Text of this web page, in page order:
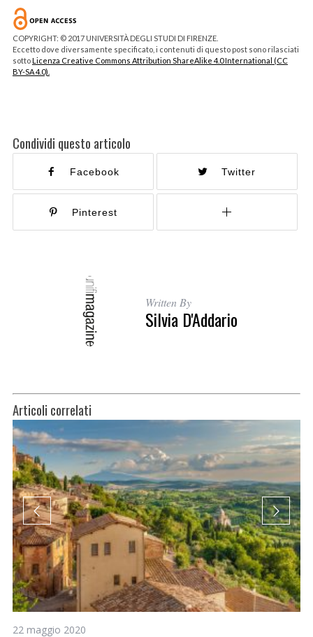
COPYRIGHT: © 2017 UNIVERSITÀ DEGLI STUDI DI FIRENZE.
Eccetto dove diversamente specificato, i contenuti di questo post sono rilasciati
sottoLicenza Creative Commons Attribution ShareAlike 4.0 International (CC
BY-SA 4.0).
Condividi questo articolo
Facebook Twitter
Pinterest
Written By
Silvia D'Addario
Articoli correlati
22 maggio 2020